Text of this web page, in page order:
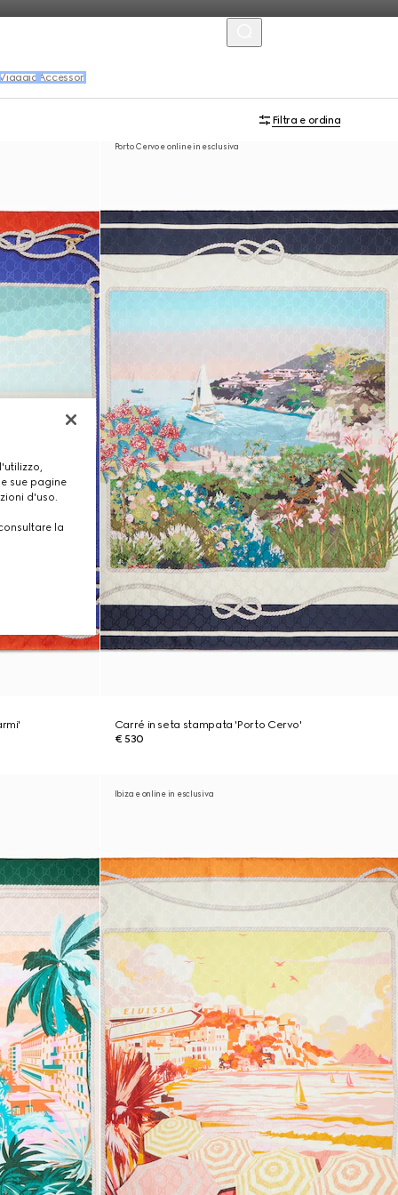
Accessori
Filtra e ordina
Porto Cervo e online in esclusiva
Carré in seta stampata 'Porto Cervo'
€ 530
Ibiza e online in esclusiva
sue pagine
d'uso.
la